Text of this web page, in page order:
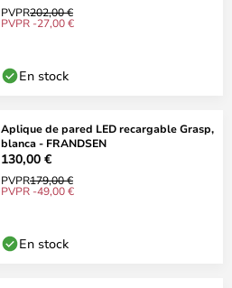
PVPR202,00 €
PVPR -27,00 €
En stock
Aplique de pared LED recargable Grasp,
blanca - FRANDSEN
130,00 €
PVPR179,00 €
PVPR -49,00 €
En stock